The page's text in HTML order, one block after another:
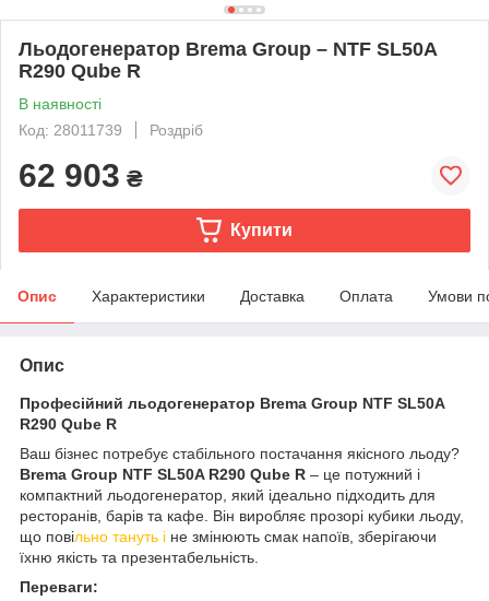
Льодогенератор Brema Group – NTF SL50A
R290 Qube R
В наявності
Код: 28011739
Роздріб
62 903 ₴
Купити
Опис Характеристики Доставка Оплата Умови
Опис
Професійний льодогенератор Brema Group NTF SL50A
R290 Qube R
Ваш бізнес потребує стабільного постачання якісного льоду?
Brema Group NTF SL50A R290 Qube R – це потужний і
компактний льодогенератор, який ідеально підходить для
ресторанів, барів та кафе. Він виробляє прозорі кубики льоду,
що повільно тануть і не змінюють смак напоїв, зберігаючи
їхню якість та презентабельність.
Переваги: